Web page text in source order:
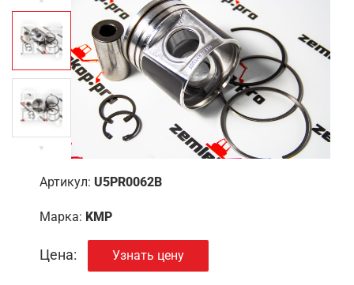
Артикул: U5PR0062B
Марка: KMP
Цена: Узнать цену